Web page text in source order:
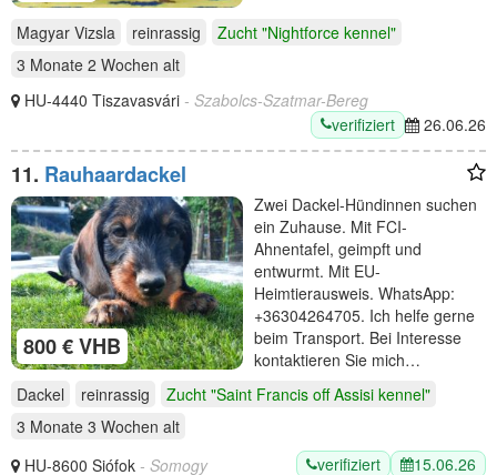
Magyar Vizsla reinrassig
Zucht "Nightforce kennel"
3 Monate 2 Wochen alt
HU-4440 Tiszavasvári - Szabolcs-Szatmar-Bereg
verifiziert
26.06.26
11. Rauhaardackel
800 € VHB
Zwei Dackel-Hündinnen suchen
ein Zuhause. Mit FCI-
Ahnentafel, geimpft und
entwurmt. Mit EU-
Heimtierausweis. WhatsApp:
+36304264705. Ich helfe gerne
beim Transport. Bei Interesse
kontaktieren Sie mich…
Dackel
reinrassig
Zucht "Saint Francis off Assisi kennel"
3 Monate 3 Wochen alt
HU-8600 Siófok - Somogy verifiziert 15.06.26